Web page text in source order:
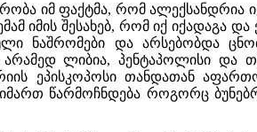
იმ ფაქტმა, რომ ალექსანდრია
იმის შესახებ, რომ იქ იქადაგა
ნაშრომები და არსებობდა
ლიბია, პენტაპოლისი და
ეპისკოპოსი თანდათან
წარმოჩნდება როგორც